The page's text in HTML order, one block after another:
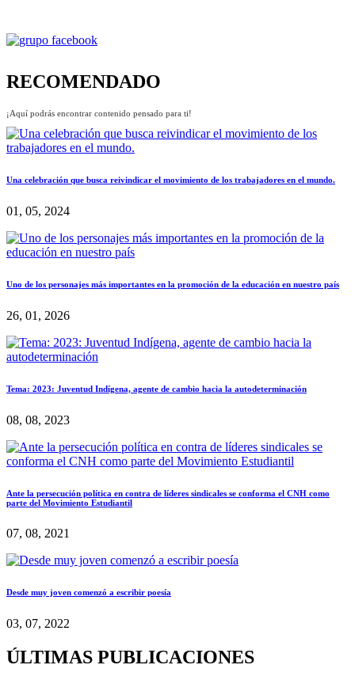
RECOMENDADO
¡Aquí podrás encontrar contenido pensado para ti!
Una celebración que busca reivindicar el movimiento de los trabajadores en el mundo.
01, 05, 2024
Uno de los personajes más importantes en la promoción de la educación en nuestro país
26, 01, 2026
Tema: 2023: Juventud Indígena, agente de cambio hacia la autodeterminación
08, 08, 2023
Ante la persecución política en contra de líderes sindicales se conforma el CNH como
parte del Movimiento Estudiantil
07, 08, 2021
Desde muy joven comenzó a escribir poesía
03, 07, 2022
ÚLTIMAS PUBLICACIONES